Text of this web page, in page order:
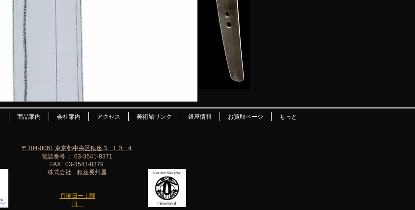
商品案内 会社案内 アクセス 美術館リンク 銀座情報 お買取ページ もっと
月曜日ー土曜
日
〒104-0061 東京都中央区銀座３−１０−４
電話番号 ： 03-3541-8371
FAX : 03-3541-8379
株式会社 銀座長州屋